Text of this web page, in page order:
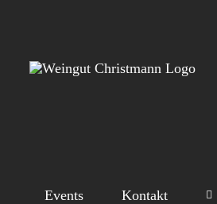
Events Kontakt